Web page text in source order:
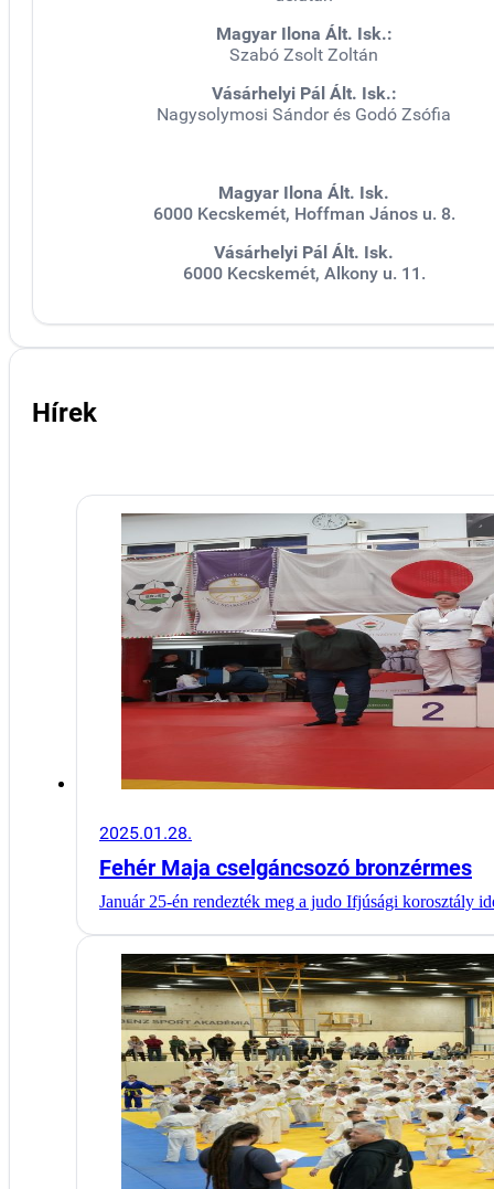
Magyar Ilona Ált. Isk.:
Szabó Zsolt Zoltán
Vásárhelyi Pál Ált. Isk.:
Nagysolymosi Sándor és Godó Zsófia
Magyar Ilona Ált. Isk.
6000 Kecskemét, Hoffman János u. 8.
Vásárhelyi Pál Ált. Isk.
6000 Kecskemét, Alkony u. 11.
Hírek
2025.01.28.
Fehér Maja cselgáncsozó bronzérmes
Január 25-én rendezték meg a judo Ifjúsági korosztály